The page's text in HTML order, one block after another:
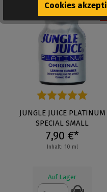
Durchschnittliche
JUNGLE JUICE PLATINUM
SPECIAL SMALL
7,90 €*
Inhalt: 10 ml
Auf Lager
Cookies